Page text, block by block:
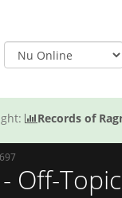
Records of
Off-Topic